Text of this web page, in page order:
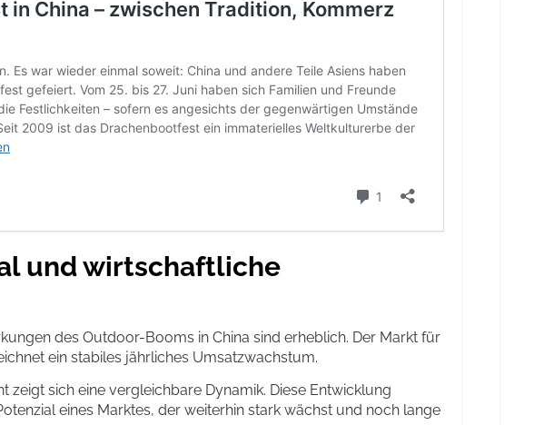
und wirtschaftliche
des Outdoor-Booms in China sind erheblich. Der Markt für
ein stabiles jährliches Umsatzwachstum.
zeigt sich eine vergleichbare Dynamik. Diese Entwicklung
eines Marktes, der weiterhin stark wächst und noch lange